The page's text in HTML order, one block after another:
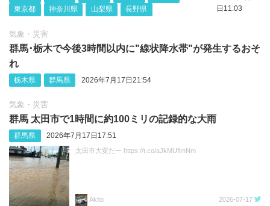
東京都
神奈川県 山梨県 長野県
日11:03
気象・災害
群馬･栃木で今後3時間以内に"線状降水帯"が発生するおそ
れ
栃木県 群馬県 2026年7月17日21:54
気象・災害
群馬 太田市で1時間に約100ミリの記録的な大雨
群馬県 2026年7月17日17:51
太田市大変だー https://t.co/aJkMUfimNm
Akito 2026-07-17